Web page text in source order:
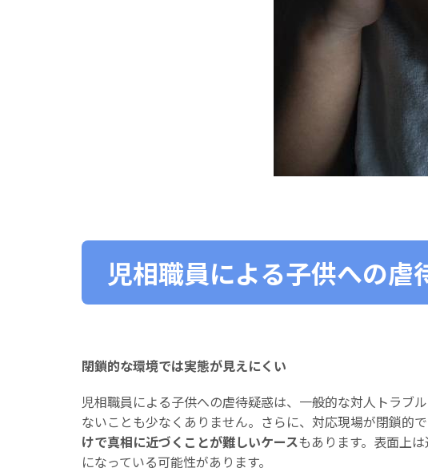
児相職員による子供への虐
閉鎖的な環境では実態が見えにくい
児相職員による子供への虐待疑惑は、一般的な対人トラブ
ないことも少なくありません。さらに、対応現場が閉鎖的
けで真相に近づくことが難しいケースもあります。表面上
になっている可能性があります。